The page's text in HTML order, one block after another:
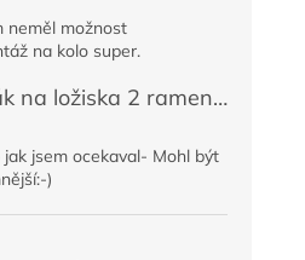
neměl možnost
na kolo super.
Stahovák na ložiska 2 ramenný MINI 50 / 60 mm
produktu je 4 z 5 hvězdiček.
jak jsem ocekaval- Mohl být
)